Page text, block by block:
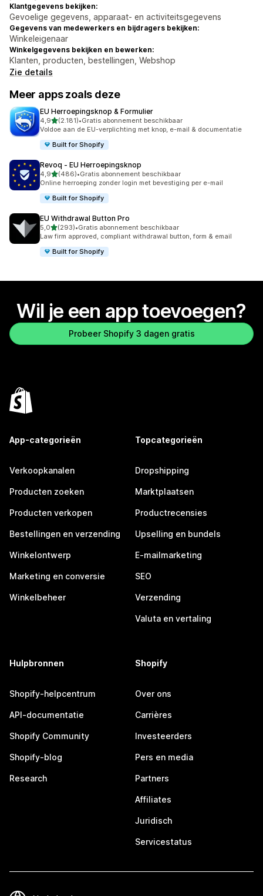
Klantgegevens bekijken:
Gevoelige gegevens, apparaat- en activiteitsgegevens
Gegevens van medewerkers en bijdragers bekijken:
Winkeleigenaar
Winkelgegevens bekijken en bewerken:
Klanten, producten, bestellingen, Webshop
Zie details
Meer apps zoals deze
EU Herroepingsknop & Formulier
4,9van 5 sterren
(2.181)
2181 recensies in totaal
•Gratis abonnement beschikbaar
Voldoe aan de EU-verplichting met knop, e-mail & documentatie
Built for Shopify
Revoq ‑ EU Herroepingsknop
4,9van 5 sterren
(486)
486 recensies in totaal
•Gratis abonnement beschikbaar
Online herroeping zonder login met bevestiging per e-mail
Built for Shopify
EU Withdrawal Button Pro
5,0van 5 sterren
(293)
293 recensies in totaal
•Gratis abonnement beschikbaar
Law firm approved, compliant withdrawal button, form & email
Built for Shopify
Wil je een app toevoegen?
Probeer Shopify 3 dagen gratis
App-categorieën
Verkoopkanalen
Producten zoeken
Producten verkopen
Bestellingen en verzending
Winkelontwerp
Marketing en conversie
Winkelbeheer
Topcategorieën
Dropshipping
Marktplaatsen
Productrecensies
Upselling en bundels
E-mailmarketing
SEO
Verzending
Valuta en vertaling
Hulpbronnen
Shopify-helpcentrum
API-documentatie
Shopify Community
Shopify-blog
Research
Shopify
Over ons
Carrières
Investeerders
Pers en media
Partners
Affiliates
Juridisch
Servicestatus